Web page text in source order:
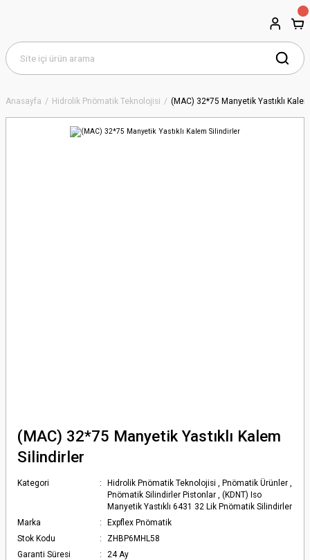
Anasayfa Hidrolik Pnömatik Teknolojisi (MAC) 32*75 Manyetik Yastıklı
(MAC) 32*75 Manyetik Yastıklı Kalem
Silindirler
Kategori Hidrolik Pnömatik Teknolojisi , Pnömatik Ürünler ,
Pnömatik Silindirler Pistonlar ,(KDNT) Iso
Manyetik Yastıklı 6431 32 Lik Pnömatik Silindirler
Marka
Expflex Pnömatik
Stok Kodu
ZHBP6MHL58
Garanti Süresi
24 Ay